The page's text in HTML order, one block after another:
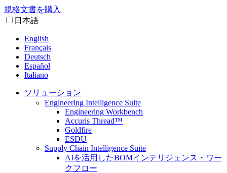
規格文書を購入
日本語
English
Français
Deutsch
Español
Italiano
ソリューション
Engineering Intelligence Suite
Engineering Workbench
Accuris Thread™
Goldfire
ESDU
Supply Chain Intelligence Suite
AIを活用したBOMインテリジェンス・ワー
クフロー